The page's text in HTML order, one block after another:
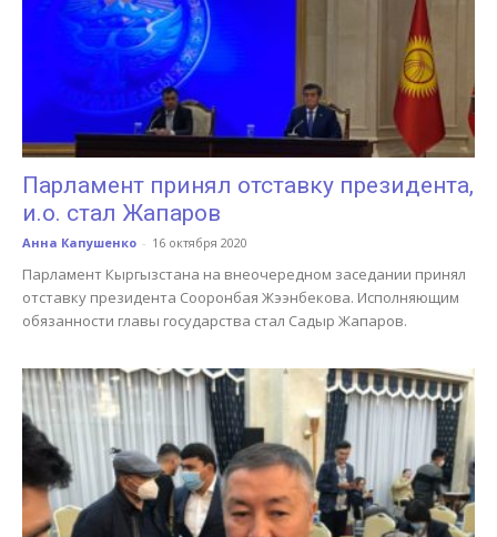
Парламент принял отставку президента,
и.о. стал Жапаров
Анна Капушенко - 16 октября 2020
Парламент Кыргызстана на внеочередном заседании принял
отставку президента Сооронбая Жээнбекова. Исполняющим
обязанности главы государства стал Садыр Жапаров.